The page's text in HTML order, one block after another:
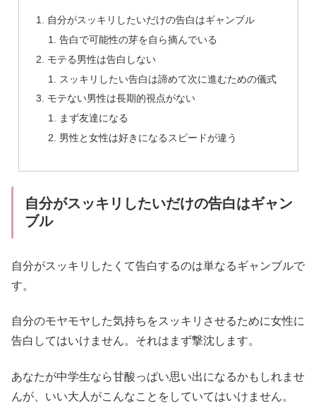
自分がスッキリしたいだけの告白はギャンブル
告白で可能性の芽を自ら摘んでいる
モテる男性は告白しない
スッキリしたい告白は諦めて次に進むための儀式
モテない男性は長期的視点がない
まず友達になる
男性と女性は好きになるスピードが違う
自分がスッキリしたいだけの告白はギャン
ブル
自分がスッキリしたくて告白するのは単なるギャンブルで
す。
自分のモヤモヤした気持ちをスッキリさせるために女性に
告白してはいけません。それはまず撃沈します。
あなたが中学生なら甘酸っぱい思い出になるかもしれませ
んが、いい大人がこんなことをしていてはいけません。